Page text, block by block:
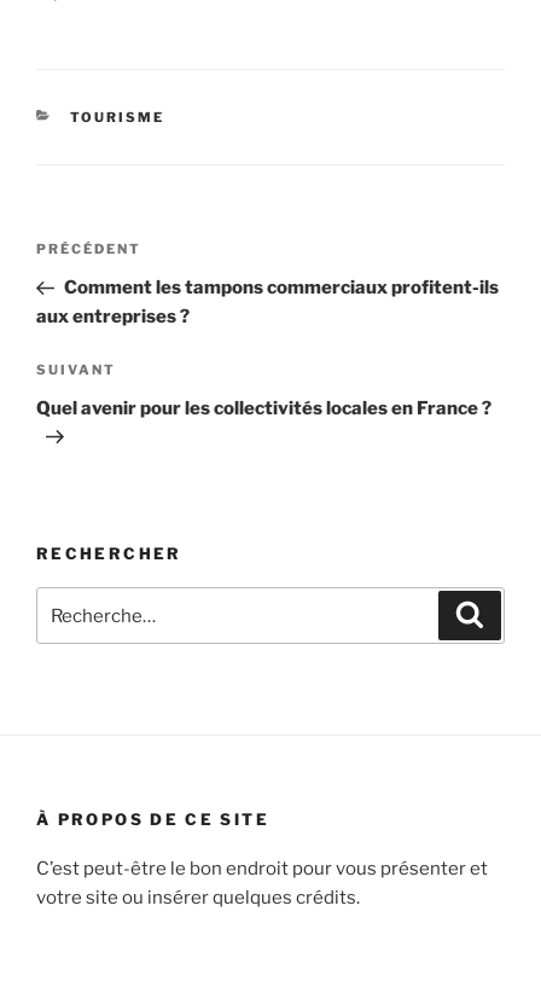
CATÉGORIES
TOURISME
Navigation
l’article
Article
précédent
PRÉCÉDENT
Comment les tampons commerciaux profitent-ils
aux entreprises ?
Article
suivant
SUIVANT
Quel avenir pour les collectivités locales en France ?
RECHERCHER
pour
À PROPOS DE CE SITE
C’est peut-être le bon endroit pour vous présenter et
votre site ou insérer quelques crédits.